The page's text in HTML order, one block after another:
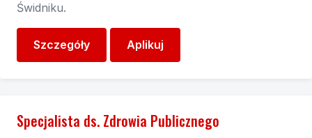
Świdniku.
Szczegóły Aplikuj
Specjalista ds. Zdrowia Publicznego